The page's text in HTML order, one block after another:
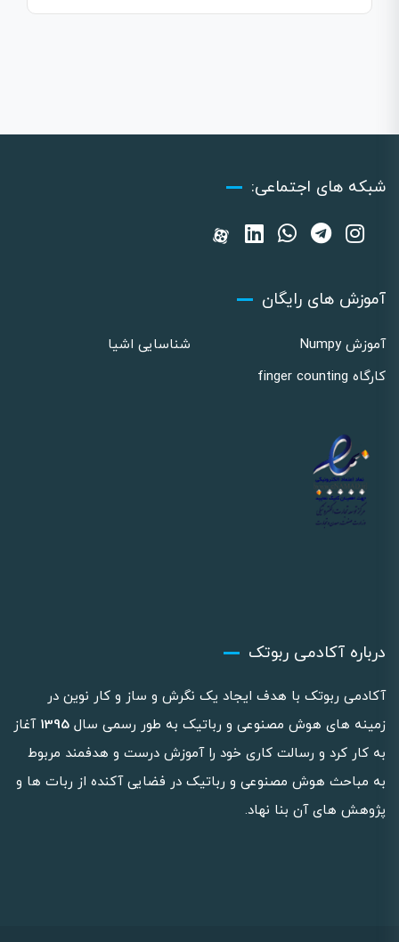
شبکه های اجتماعی:
آموزش های رایگان
آموزش Numpy
شناسایی اشیا
کارگاه finger counting
درباره آکادمی ربوتک
آکادمی ربوتک با هدف ایجاد یک نگرش و ساز و کار نوین در
زمینه های هوش مصنوعی و رباتیک به طور رسمی سال 1395 آغاز
به کار کرد و رسالت کاری خود را آموزش درست و هدفمند مربوط
به مباحث هوش مصنوعی و رباتیک در فضایی آکنده از ربات ها و
پژوهش های آن بنا نهاد.